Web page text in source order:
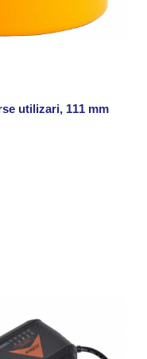
utilizari, 111 mm